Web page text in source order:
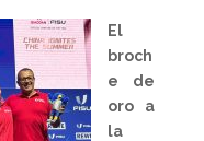
El
broch
e de
oro a
la